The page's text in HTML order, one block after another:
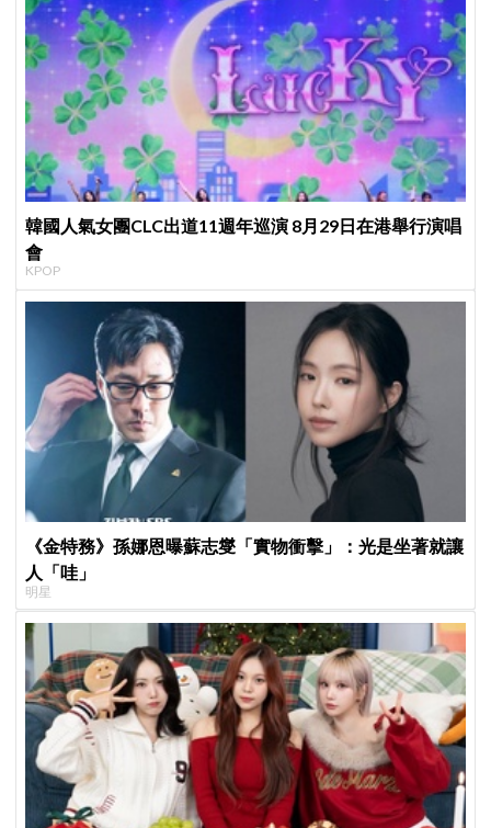
韓國人氣女團CLC出道11週年巡演 8月29日在港舉行演唱
會
KPOP
《金特務》孫娜恩曝蘇志燮「實物衝擊」：光是坐著就讓
人「哇」
明星